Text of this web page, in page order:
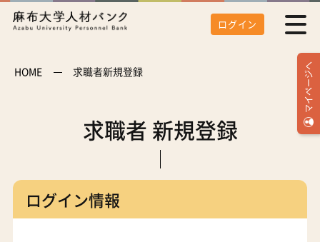
ログイン
マイページへ
HOME 求職者新規登録
求職者 新規登録
ログイン情報